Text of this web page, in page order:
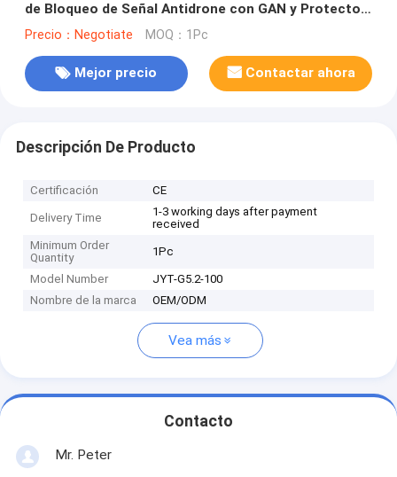
de Bloqueo de Señal Antidrone con GAN y Protector
de Aislamiento
Precio：Negotiate MOQ：1Pc
Mejor precio Contactar ahora
Descripción De Producto
Certificación CE
Delivery Time
1-3 working days after payment
received
Minimum Order
Quantity
1Pc
Model Number
JYT-G5.2-100
Nombre de la marca
OEM/ODM
Vea más
Contacto
Mr. Peter